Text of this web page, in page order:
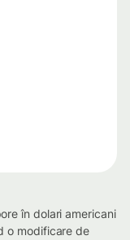
în dolari americani
o modificare de